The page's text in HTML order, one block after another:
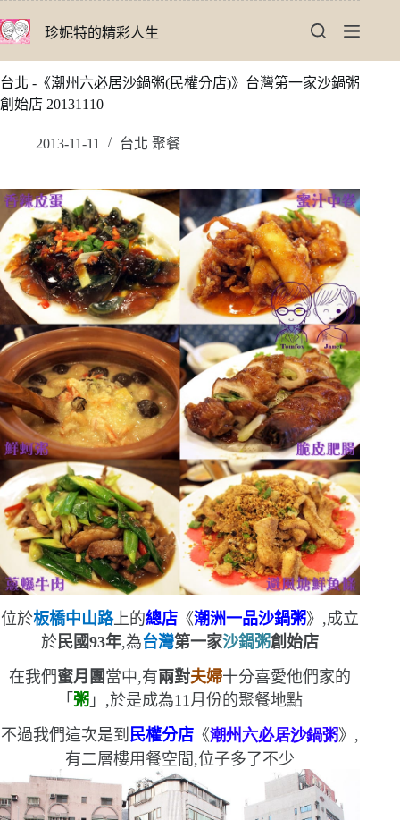
至
要
內
珍妮特的精彩人生
台北 -《潮州六必居沙鍋粥(民權分店)》台灣第一家沙鍋粥
創始店 20131110
2013-11-11 台北 聚餐
位於板橋中山路上的總店 《潮洲一品沙鍋粥》,成立
於民國93年,為台灣第一家沙鍋粥創始店
在我們蜜月團 當中,有兩對夫婦十分喜愛他們家的
「粥 」,於是成為11月份的聚餐地點
不過我們這次是到 民權分店 《潮州六必居沙鍋粥》,
有二層樓用餐空間,位子多了不少